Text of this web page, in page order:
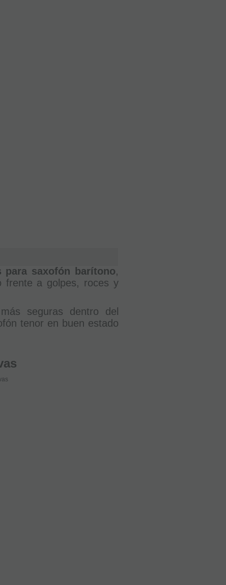
para saxofón barítono,
frente a golpes, roces y
seguras dentro del
tenor en buen estado